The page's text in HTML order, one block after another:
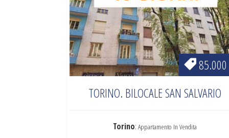
TORINO. BILOCALE SAN SALVARIO
Torino: Appartamento In Vendita